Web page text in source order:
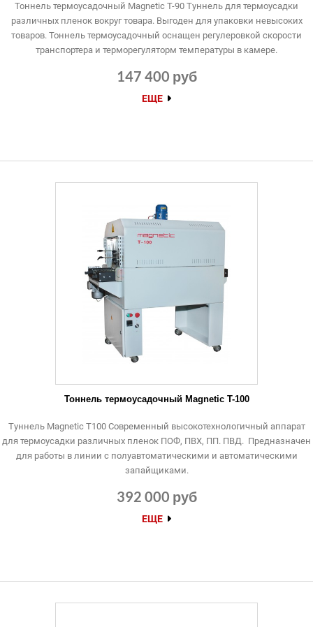
Тоннель термоусадочный Magnetic T-90 Туннель для термоусадки
различных пленок вокруг товара. Выгоден для упаковки невысоких
товаров. Тоннель термоусадочный оснащен регулеровкой скорости
транспортера и терморегуляторм температуры в камере.
147 400 руб
ЕЩЕ
Тоннель термоусадочный Magnetic T-100
Туннель Magnetic Т100 Современный высокотехнологичный аппарат
для термоусадки различных пленок ПОФ, ПВХ, ПП. ПВД. Предназначен
для работы в линии с полуавтоматическими и автоматическими
запайщиками.
392 000 руб
ЕЩЕ